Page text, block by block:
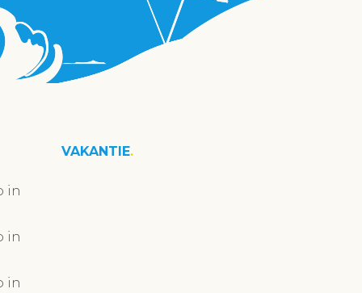
in
in
in
VAKANTIE